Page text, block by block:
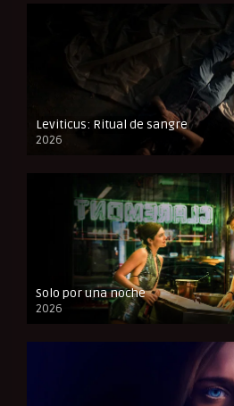
Leviticus: Ritual de sangre
2026
FULL HD
Solo por una noche
2026
CAM